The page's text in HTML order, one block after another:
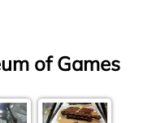
of Games